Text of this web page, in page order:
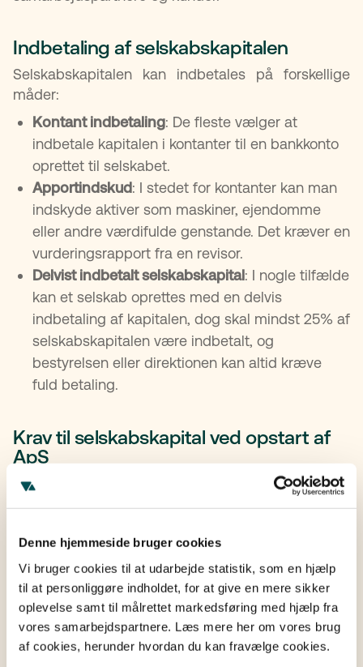
Denne hjemmeside bruger cookies
Vi bruger cookies til at udarbejde statistik, som en hjælp
til at personliggøre indholdet, for at give en mere sikker
oplevelse samt til målrettet markedsføring med hjælp fra
vores samarbejdspartnere. Læs mere her om vores brug
af cookies, herunder hvordan du kan fravælge cookies.
Indbetaling af selskabskapitalen
Selskabskapitalen kan indbetales på forskellige
måder:
Kontant indbetaling: De fleste vælger at
indbetale kapitalen i kontanter til en bankkonto
oprettet til selskabet.
Apportindskud: I stedet for kontanter kan man
indskyde aktiver som maskiner, ejendomme
eller andre værdifulde genstande. Det kræver en
vurderingsrapport fra en revisor.
Delvist indbetalt selskabskapital: I nogle tilfælde
kan et selskab oprettes med en delvis
indbetaling af kapitalen, dog skal mindst 25% af
selskabskapitalen være indbetalt, og
bestyrelsen eller direktionen kan altid kræve
fuld betaling.
Krav til selskabskapital ved opstart af
ApS
Et
(ApS) kræver en
hæfter kun med den indskudte kapital, hvilket
betyder, at de ikke personligt hæfter for selskabets
gæld.
Krav til selskabskapital ved opstart af
A/S